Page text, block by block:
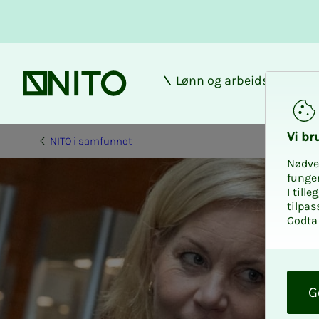
Forsiden
Lønn og arbeidsforhold
NITO i samfunnet Vi
I